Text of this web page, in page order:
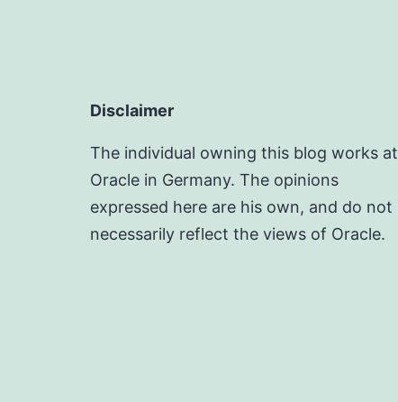
Disclaimer
The individual owning this blog works at
Oracle in Germany. The opinions
expressed here are his own, and do not
necessarily reflect the views of Oracle.